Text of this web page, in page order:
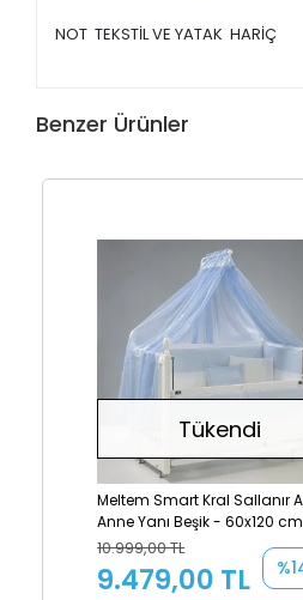
NOT TEKSTİL VE YATAK HARİÇ
Benzer Ürünler
Tükendi
Meltem Smart Kral Sallanır
Anne Yanı Beşik - 60x120 cm
(beyaz-mavi)
10.999,00 TL
9.479,00 TL